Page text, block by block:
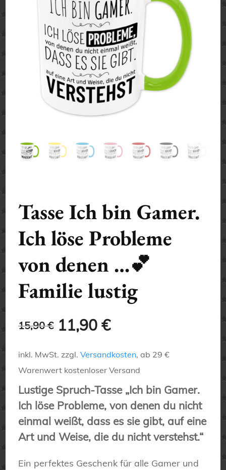
Tasse Ich bin Gamer.
Ich löse Probleme
von denen …💕
Familie lustig
15,90€ Ursprünglicher
Preis
war:
15,90 €
11,90€Aktueller
Preis
ist:
11,90 €.
inkl. MwSt. zzgl.Versandkosten, ab 29 €
Warenwert kostenloser Versand
Lustige Spruch-Tasse „Ich bin Gamer.
Ich löse Probleme, von denen du nicht
einmal weißt, dass es sie gibt, auf eine
Art und Weise, die du nicht verstehst.“
Ein perfektes Geschenk für alle Gamer und